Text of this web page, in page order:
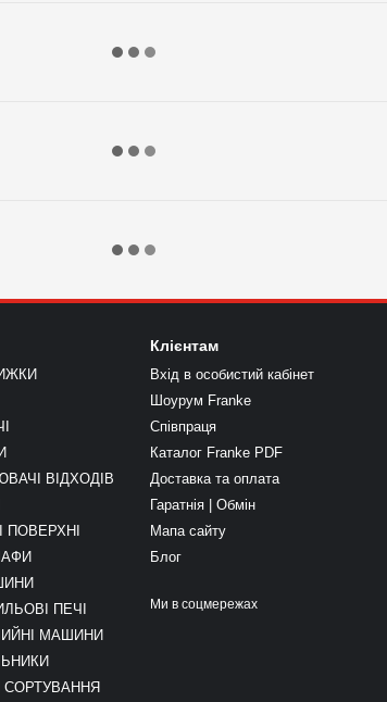
ВІДХОДІВ
ПОВЕРХНІ
ПЕЧІ
МАШИНИ
Клієнтам
Вхід в особистий кабінет
Шоурум Franke
Співпраця
Каталог Franke PDF
Доставка та оплата
Гаратнія | Обмін
Мапа сайту
Блог
Ми в соцмережах